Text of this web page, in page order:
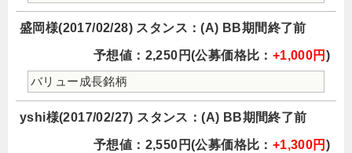
盛岡様(2017/02/28) スタンス：(A) BB期間終了前
予想値：2,250円(公募価格比： +1,000円 )
バリュー成長銘柄
yshi様(2017/02/27) スタンス：(A) BB期間終了前
予想値：2,550円(公募価格比： +1,300円 )